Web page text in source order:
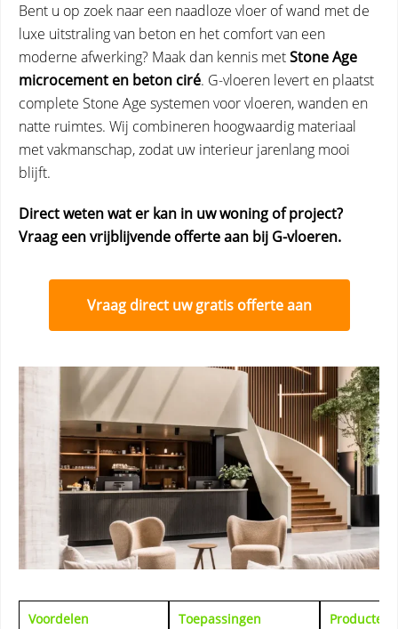
Bent u op zoek naar een naadloze vloer of wand met de
luxe uitstraling van beton en het comfort van een
moderne afwerking? Maak dan kennis metStone Age
microcement en beton ciré. G-vloeren levert en plaatst
complete Stone Age systemen voor vloeren, wanden en
natte ruimtes. Wij combineren hoogwaardig materiaal
met vakmanschap, zodat uw interieur jarenlang mooi
blijft.
Direct weten wat er kan in uw woning of project?
Vraag een vrijblijvende offerte aan bij G-vloeren.
Vraag direct uw gratis offerte aan
Voordelen Toepassingen Producten